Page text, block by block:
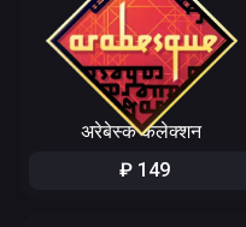
अरेबेस्क कलेक्शन
₽ 149